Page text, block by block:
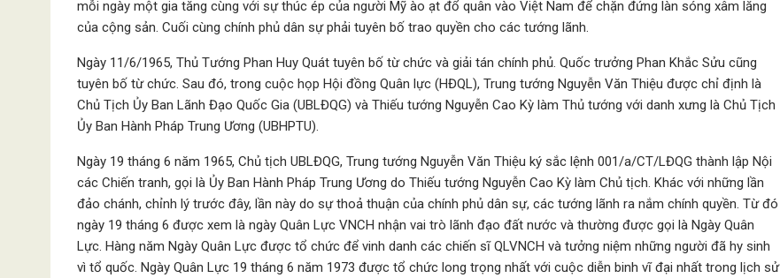
mỗi ngày một gia tăng cùng với sự thúc ép của người Mỹ ào ạt đổ quân vào Việt Nam để chặn đứng làn sóng xâm lăng
của cộng sản. Cuối cùng chính phủ dân sự phải tuyên bố trao quyền cho các tướng lãnh.
Ngày 11/6/1965, Thủ Tướng Phan Huy Quát tuyên bố từ chức và giải tán chính phủ. Quốc trưởng Phan Khắc Sửu cũng
tuyên bố từ chức. Sau đó, trong cuộc họp Hội đồng Quân lực (HĐQL), Trung tướng Nguyễn Văn Thiệu được chỉ định là
Chủ Tịch Ủy Ban Lãnh Đạo Quốc Gia (UBLĐQG) và Thiếu tướng Nguyễn Cao Kỳ làm Thủ tướng với danh xưng là Chủ Tịch
Ủy Ban Hành Pháp Trung Ương (UBHPTU).
Ngày 19 tháng 6 năm 1965, Chủ tịch UBLĐQG, Trung tướng Nguyễn Văn Thiệu ký sắc lệnh 001/a/CT/LĐQG thành lập Nội
các Chiến tranh, gọi là Ủy Ban Hành Pháp Trung Ương do Thiếu tướng Nguyễn Cao Kỳ làm Chủ tịch. Khác với những lần
đảo chánh, chỉnh lý trước đây, lần này do sự thoả thuận của chính phủ dân sự, các tướng lãnh ra nắm chính quyền. Từ đó
ngày 19 tháng 6 được xem là ngày Quân Lực VNCH nhận vai trò lãnh đạo đất nước và thường được gọi là Ngày Quân
Lực. Hàng năm Ngày Quân Lực được tổ chức để vinh danh các chiến sĩ QLVNCH và tưởng niệm những người đã hy sinh
vì tổ quốc. Ngày Quân Lực 19 tháng 6 năm 1973 được tổ chức long trọng nhất với cuộc diễn binh vĩ đại nhất trong lịch sử